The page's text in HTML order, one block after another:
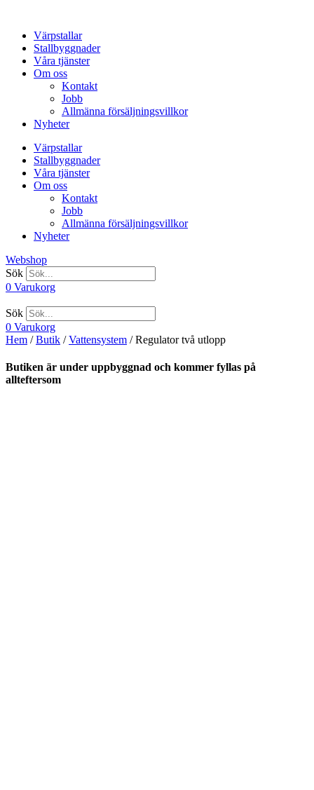
innehållVärpstallar
Stallbyggnader
Våra tjänster
Om oss
Kontakt
Jobb
Allmänna försäljningsvillkor
Nyheter
Värpstallar
Stallbyggnader
Våra tjänster
Om oss
Kontakt
Jobb
Allmänna försäljningsvillkor
Nyheter
Webshop
Sök
0 Varukorg
Sök
0 Varukorg
Hem /Butik /Vattensystem / Regulator två utlopp
Butiken är under uppbyggnad och kommer fyllas på
allteftersom